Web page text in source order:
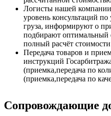
Логисты нашей
уровень консультаций
груза, информируют о
подбирают оптимальный
полный расчёт стоимости
Передача товаров и
инструкций
(приемка,передача по
(приемка,передача по
Сопровождающие